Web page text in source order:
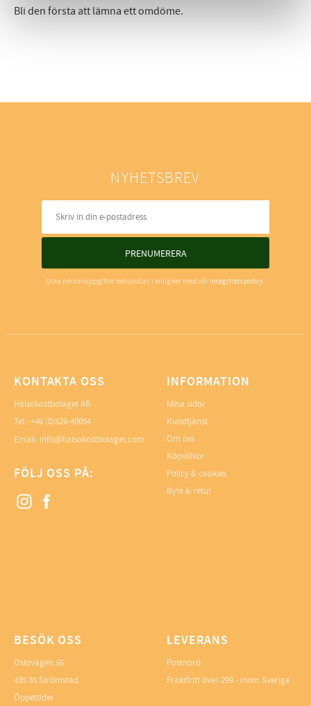
Bli den första att lämna ett omdöme.
NYHETSBREV
PRENUMERERA
Dina personuppgifter behandlas i enlighet med vår integritetspolicy.
KONTAKTA OSS
Hälsokostbolaget AB
Tel.: +46 (0)526-40054
Email: info@halsokostbolaget.com
FÖLJ OSS PÅ:
INFORMATION
Mina sidor
Kundtjänst
Om oss
Köpvillkor
Policy & cookies
Byte & retur
BESÖK OSS
Oslovägen 56
435 35 Strömstad
Öppettider
LEVERANS
Postnord
Fraktfritt över 299.- inom Sverige